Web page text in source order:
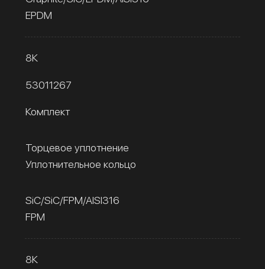
EPDM
8К
53011267
Комплект
Торцевое уплотнение
Уплотнительное кольцо
SiC/SiC/FPM/AISI316
FPM
8К